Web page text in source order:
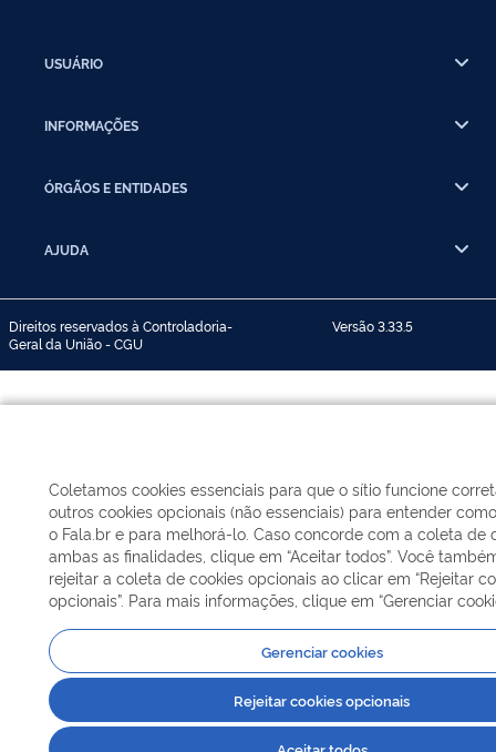
USUÁRIO
INFORMAÇÕES
ÓRGÃOS E ENTIDADES
AJUDA
Direitos reservados à Controladoria-
Geral da União - CGU
Versão 3.33.5
Coletamos cookies essenciais para que o sítio funcione
outros cookies opcionais (não essenciais) para entender
o Fala.br e para melhorá-lo. Caso concorde com a coleta de
ambas as finalidades, clique em “Aceitar todos”. Você
rejeitar a coleta de cookies opcionais ao clicar em “Rejeitar
opcionais”. Para mais informações, clique em “Gerenciar
Gerenciar cookies
Rejeitar cookies opcionais